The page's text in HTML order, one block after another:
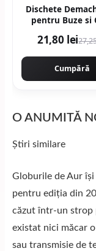
Dischete
pentru Buze si
30buc
21,80 lei
Cumpără
O ANUMITĂ
Știri similare
Globurile de Aur
pentru ediția din
căzut într-un strop
existat nici măcar
sau transmisie de